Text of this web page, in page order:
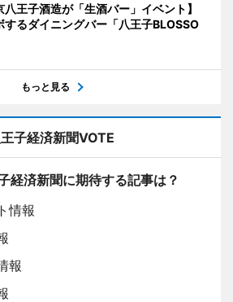
八王子酒造が「生酒バー」イベント】
するダイニングバー「八王子BLOSSO
もっと見る
子経済新聞VOTE
経済新聞に期待する記事は？
情報
報